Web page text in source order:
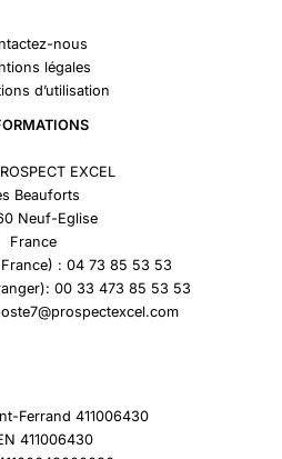
nous
légales
d’utilisation
EXCEL
Beauforts
Neuf-Eglise
France
: 04 73 85 53 53
00 33 473 85 53 53
Ferrand 411006430
411006430